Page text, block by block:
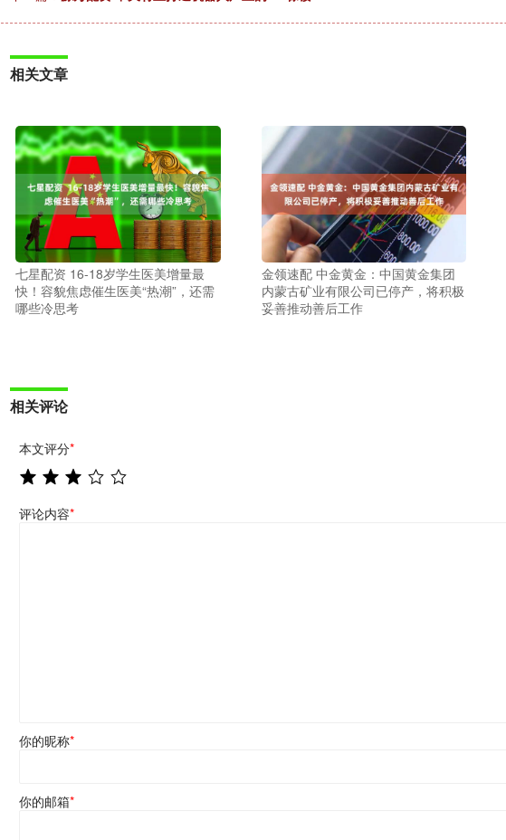
相关文章
七星配资 16-18岁学生医美增量最
快！容貌焦虑催生医美“热潮”，还需
哪些冷思考
金领速配 中金黄金：中国黄金集团
内蒙古矿业有限公司已停产，将积极
妥善推动善后工作
相关评论
本文评分*
评论内容*
你的昵称*
你的邮箱*